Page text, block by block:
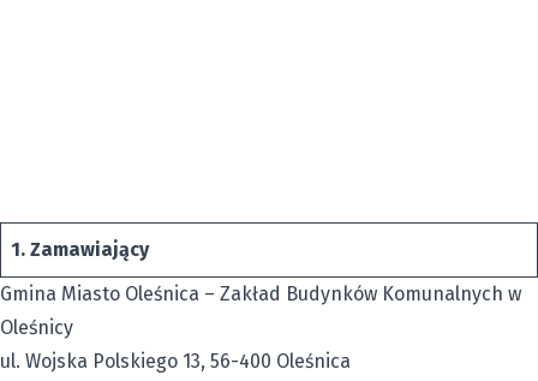
1. Zamawiający
Gmina Miasto Oleśnica – Zakład Budynków Komunalnych w
Oleśnicy
ul. Wojska Polskiego 13, 56-400 Oleśnica